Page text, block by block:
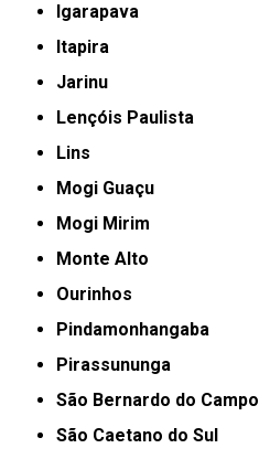
Igarapava
Itapira
Jarinu
Lençóis Paulista
Lins
Mogi Guaçu
Mogi Mirim
Monte Alto
Ourinhos
Pindamonhangaba
Pirassununga
São Bernardo do Campo
São Caetano do Sul